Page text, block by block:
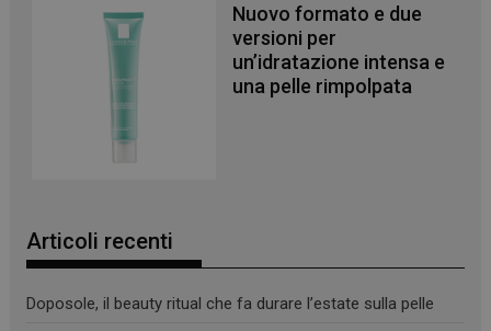
Nuovo formato e due
versioni per
un’idratazione intensa e
una pelle rimpolpata
Articoli recenti
Doposole, il beauty ritual che fa durare l’estate sulla pelle
CookieScriptConsent
CookieScript
www.panoramacosmetico.it